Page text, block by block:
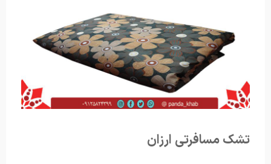
تشک مسافرتی ارزان